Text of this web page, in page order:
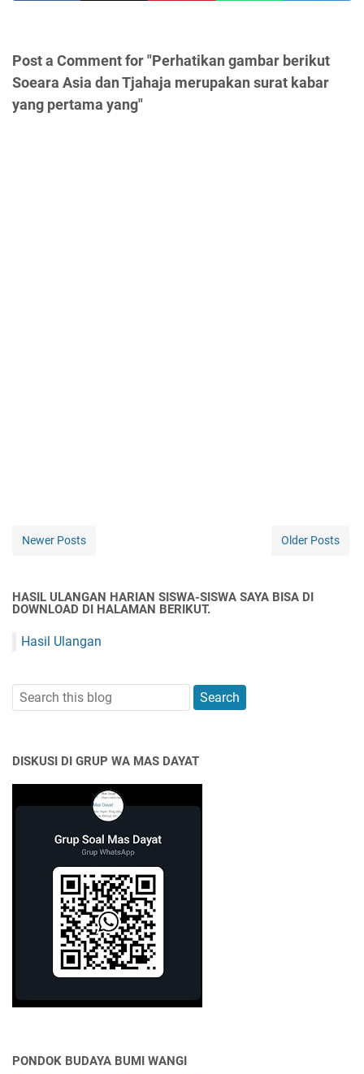
Post a Comment for "Perhatikan gambar berikut
Soeara Asia dan Tjahaja merupakan surat kabar
yang pertama yang"
Newer Posts Older Posts
HASIL ULANGAN HARIAN SISWA-SISWA SAYA BISA DI
DOWNLOAD DI HALAMAN BERIKUT.
Hasil Ulangan
DISKUSI DI GRUP WA MAS DAYAT
PONDOK BUDAYA BUMI WANGI